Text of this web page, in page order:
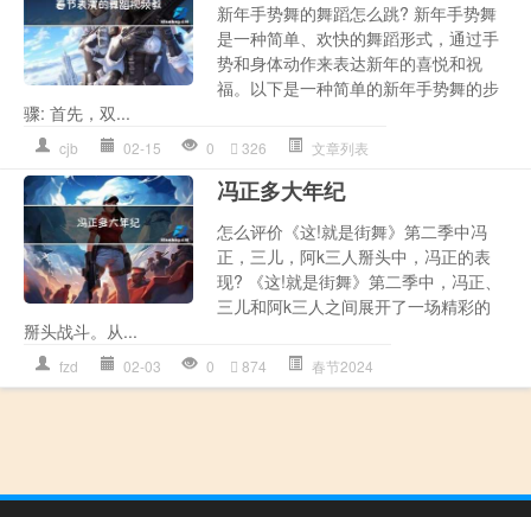
新年手势舞的舞蹈怎么跳? 新年手势舞
是一种简单、欢快的舞蹈形式，通过手
势和身体动作来表达新年的喜悦和祝
福。以下是一种简单的新年手势舞的步
骤: 首先，双...
cjb 02-15 0 326 文章列表
冯正多大年纪
怎么评价《这!就是街舞》第二季中冯
正，三儿，阿k三人掰头中，冯正的表
现? 《这!就是街舞》第二季中，冯正、
三儿和阿k三人之间展开了一场精彩的
掰头战斗。从...
fzd 02-03 0 874 春节2024